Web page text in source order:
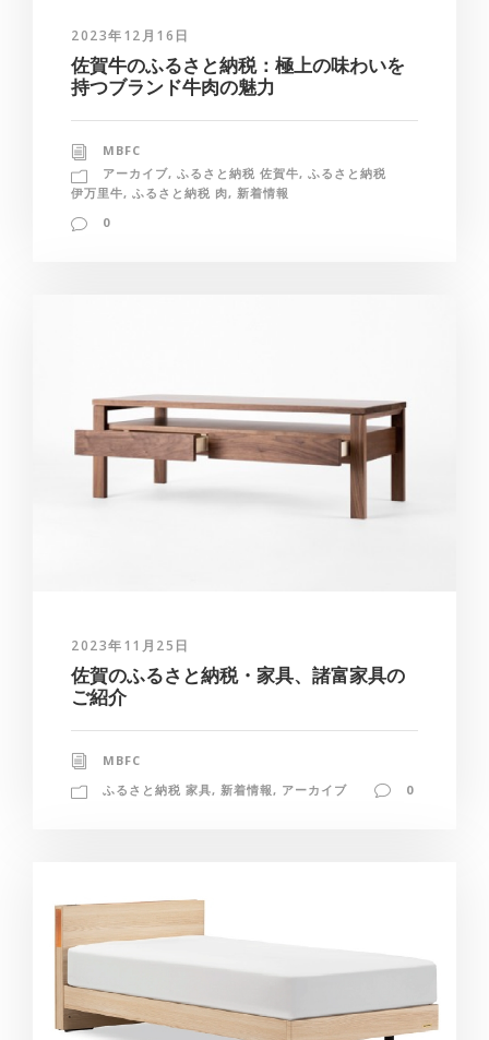
2023年12月16日
佐賀牛のふるさと納税：極上の味わいを
持つブランド牛肉の魅力
MBFC
アーカイブ, ふるさと納税 佐賀牛, ふるさと納税
伊万里牛, ふるさと納税 肉, 新着情報
0
2023年11月25日
佐賀のふるさと納税・家具、諸富家具の
ご紹介
MBFC
ふるさと納税 家具, 新着情報 , アーカイブ 0